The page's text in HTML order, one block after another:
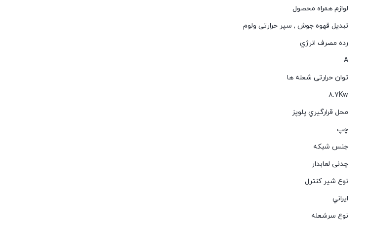
لوازم همراه محصول
تبدیل قهوه جوش , سپر حرارتی ولوم
رده مصرف انرژي
A
توان حرارتی شعله ها
۸.7Kw
محل قرارگیري پلوپز
چپ
جنس شبکه
چدنی لعابدار
نوع شیر کنترل
ايراني
نوع سرشعله